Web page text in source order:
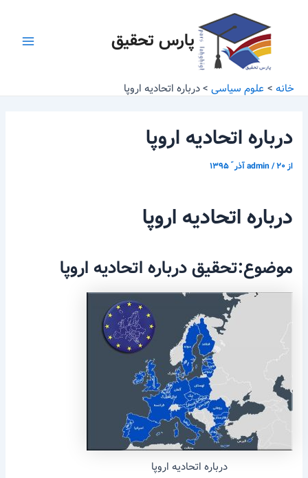
پارس تحقیق
خانه علوم سیاسی درباره اتحادیه اروپا
درباره اتحادیه اروپا
از admin/۲۰ آذر ّ ۱۳۹۵
درباره اتحادیه اروپا
موضوع:تحقیق درباره اتحادیه اروپا
درباره اتحادیه اروپا